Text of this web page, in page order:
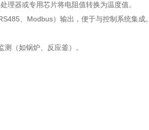
理器或专用芯片将电阻值转换为温度值。
、Modbus）输出，便于与控制系统集成。
（如锅炉、反应釜）。